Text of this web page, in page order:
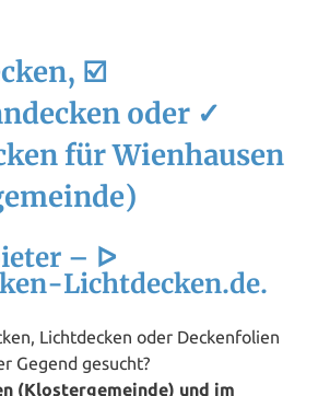
☑️
oder ✓
für Wienhausen
– ᐅ
Lichtdecken.de.
Lichtdecken oder Deckenfolien
Gegend gesucht?
(Klostergemeinde) und im